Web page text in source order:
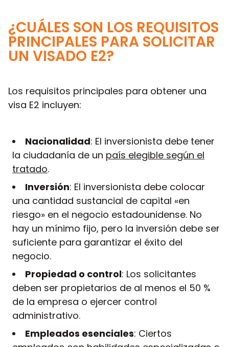
¿CUÁLES SON LOS REQUISITOS
PRINCIPALES PARA SOLICITAR
UN VISADO E2?
Los requisitos principales para obtener una
visa E2 incluyen:
Nacionalidad: El inversionista debe tener
la ciudadanía de un país elegible según el
tratado.
Inversión: El inversionista debe colocar
una cantidad sustancial de capital «en
riesgo» en el negocio estadounidense. No
hay un mínimo fijo, pero la inversión debe ser
suficiente para garantizar el éxito del
negocio.
Propiedad o control: Los solicitantes
deben ser propietarios de al menos el 50 %
de la empresa o ejercer control
administrativo.
Empleados esenciales: Ciertos